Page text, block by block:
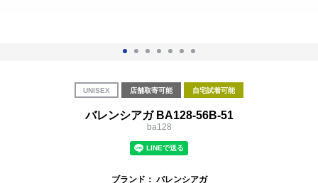
UNISEX 店舗取寄可能 自宅試着可能
バレンシアガ BA128-56B-51
ba128
ブランド： バレンシアガ